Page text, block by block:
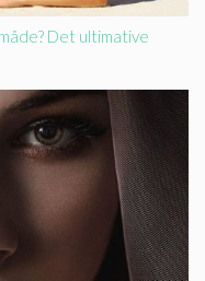
Det ultimative